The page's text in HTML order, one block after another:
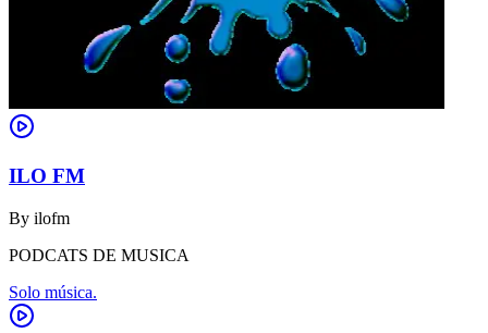
ILO FM
By ilofm
PODCATS DE MUSICA
Solo música.